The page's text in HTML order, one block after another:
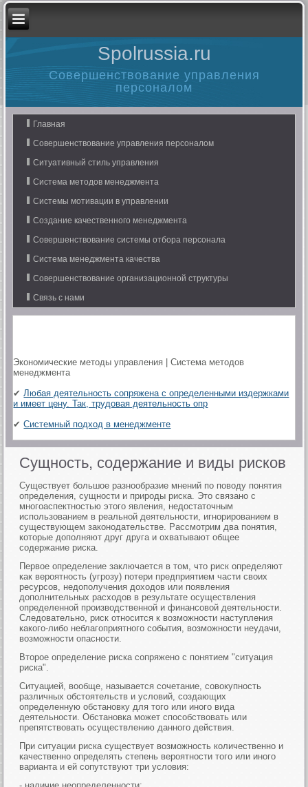
Spolrussia.ru
Совершенствование управления
персоналом
Главная
Совершенствование управления персоналом
Ситуативный стиль управления
Система методов менеджмента
Системы мотивации в управлении
Создание качественного менеджмента
Совершенствование системы отбора персонала
Система менеджмента качества
Совершенствование организационной структуры
Связь с нами
Экономические методы управления | Система методов
менеджмента
✔Любая деятельность сопряжена с определенными издержками
и имеет цену. Так, трудовая деятельность опр
✔Системный подход в менеджменте
Сущность, содержание и виды рисков
Существует большое разнообразие мнений по поводу понятия
определения, сущности и природы риска. Это связано с
многоаспектностью этого явления, недостаточным
использованием в реальной деятельности, игнорированием в
существующем законодательстве. Рассмотрим два понятия,
которые дополняют друг друга и охватывают общее
содержание риска.
Первое определение заключается в том, что риск определяют
как вероятность (угрозу) потери предприятием части своих
ресурсов, недополучения доходов или появления
дополнительных расходов в результате осуществления
определенной производственной и финансовой деятельности.
Следовательно, риск относится к возможности наступления
какого-либо неблагоприятного события, возможности неудачи,
возможности опасности.
Второе определение риска сопряжено с понятием "ситуация
риска".
Ситуацией, вообще, называется сочетание, совокупность
различных обстоятельств и условий, создающих
определенную обстановку для того или иного вида
деятельности. Обстановка может способствовать или
препятствовать осуществлению данного действия.
При ситуации риска существует возможность количественно и
качественно определять степень вероятности того или иного
варианта и ей сопутствуют три условия: